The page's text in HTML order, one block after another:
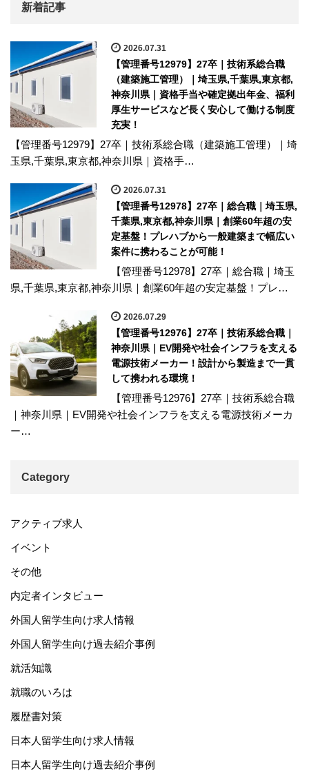
新着記事
2026.07.31
【管理番号12979】27卒｜技術系総合職
（建築施工管理）｜埼玉県,千葉県,東京都,
神奈川県｜資格手当や確定拠出年金、福利
厚生サービスなど長く安心して働ける制度
充実！
【管理番号12979】27卒｜技術系総合職（建築施工管理）｜埼
玉県,千葉県,東京都,神奈川県｜資格手…
2026.07.31
【管理番号12978】27卒｜総合職｜埼玉県,
千葉県,東京都,神奈川県｜創業60年超の安
定基盤！プレハブから一般建築まで幅広い
案件に携わることが可能！
【管理番号12978】27卒｜総合職｜埼玉
県,千葉県,東京都,神奈川県｜創業60年超の安定基盤！プレ…
2026.07.29
【管理番号12976】27卒｜技術系総合職｜
神奈川県｜EV開発や社会インフラを支える
電源技術メーカー！設計から製造まで一貫
して携われる環境！
【管理番号12976】27卒｜技術系総合職
｜神奈川県｜EV開発や社会インフラを支える電源技術メーカ
ー…
Category
アクティブ求人
イベント
その他
内定者インタビュー
外国人留学生向け求人情報
外国人留学生向け過去紹介事例
就活知識
就職のいろは
履歴書対策
日本人留学生向け求人情報
日本人留学生向け過去紹介事例